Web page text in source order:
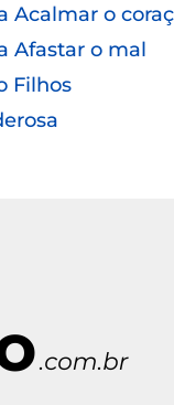
Acalmar o
Afastar o mal
Filhos